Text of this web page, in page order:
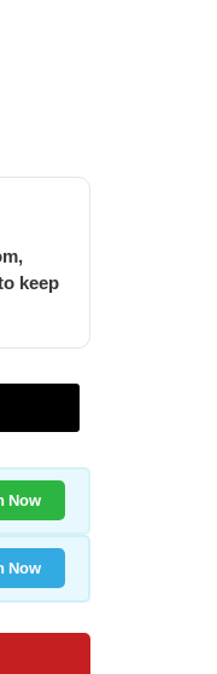
keep
Now
Now